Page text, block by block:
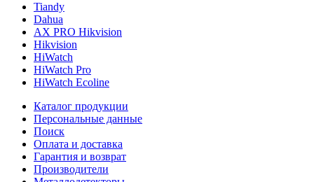
Tiandy
Dahua
AX PRO Hikvision
Hikvision
HiWatch
HiWatch Pro
HiWatch Ecoline
Каталог продукции
Персональные данные
Поиск
Оплата и доставка
Гарантия и возврат
Производители